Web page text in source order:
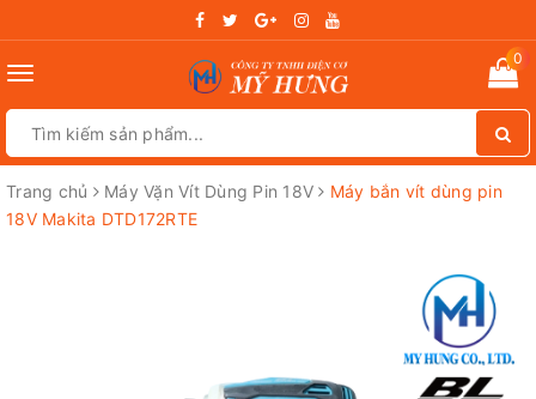
Toggle
0
Trang chủ Máy Vặn Vít Dùng Pin 18V
Máy bắn vít dùng pin
18V Makita DTD172RTE